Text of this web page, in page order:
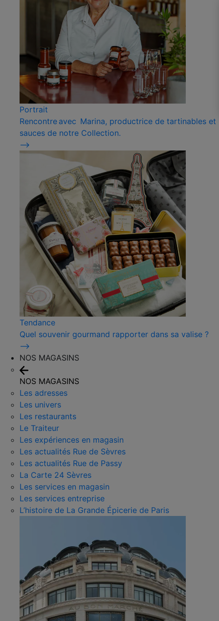
Portrait
Rencontre avec Marina, productrice de tartinables et
sauces de notre Collection.
⟶
Tendance
Quel souvenir gourmand rapporter dans sa valise ?
⟶
NOS MAGASINS
NOS MAGASINS
Les adresses
Les univers
Les restaurants
Le Traiteur
Les expériences en magasin
Les actualités Rue de Sèvres
Les actualités Rue de Passy
La Carte 24 Sèvres
Les services en magasin
Les services entreprise
L’histoire de La Grande Épicerie de Paris